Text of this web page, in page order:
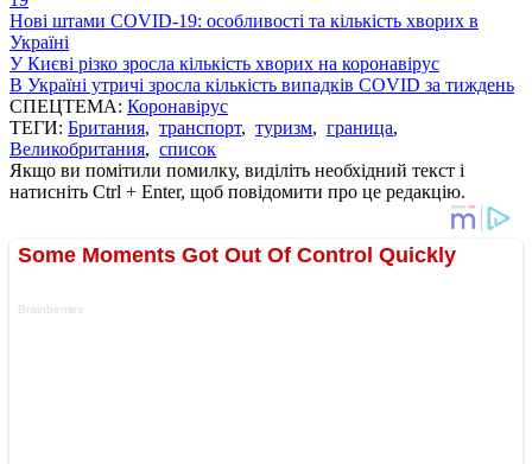
Нові штами COVID-19: особливості та кількість хворих в
Україні
У Києві різко зросла кількість хворих на коронавірус
В Україні утричі зросла кількість випадків COVID за тиждень
СПЕЦТЕМА: Коронавірус
ТЕГИ: Британия, транспорт, туризм, граница,
Великобритания, список
Якщо ви помітили помилку, виділіть необхідний текст і
натисніть Ctrl + Enter, щоб повідомити про це редакцію.